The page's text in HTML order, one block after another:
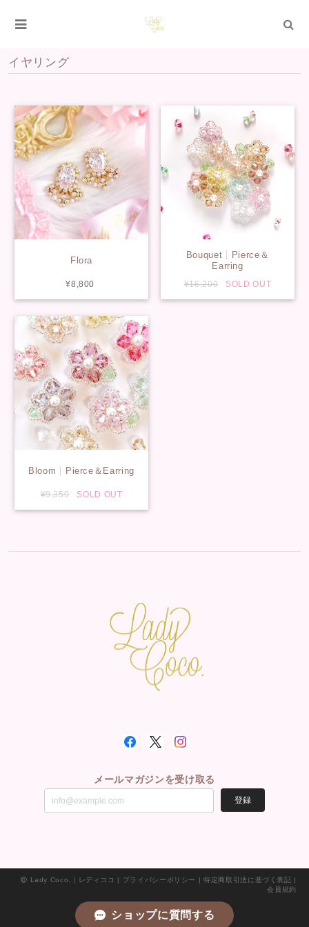
イヤリング
Flora
¥8,800
Bouquet┊Pierce＆
Earring
¥16,200 SOLD OUT
Bloom┊Pierce＆Earring
¥9,350 SOLD OUT
メールマガジンを受け取る
登録
Lady Coco.｜レディココ | プライバシーポリシー |特定商取引法に基づく表記 |
会員規約
ショップに質問する